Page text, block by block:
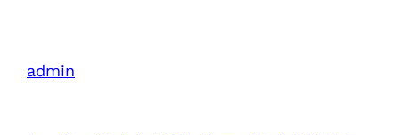
admin